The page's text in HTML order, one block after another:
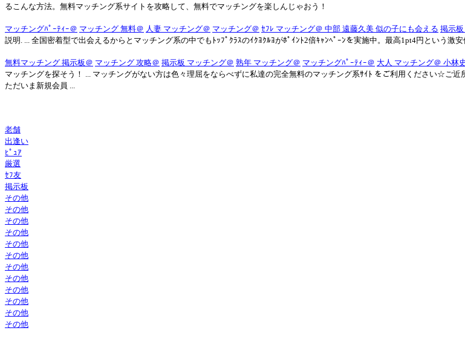
るこんな方法。無料マッチング系サイトを攻略して、無料でマッチングを楽しんじゃおう！
マッチングﾊﾟｰﾃｨｰ＠ マッチング 無料＠ 人妻 マッチング＠ マッチング＠ ｾﾌﾚ マッチング＠ 中部 遠藤久美 似の子にも会える 掲示
説明. ... 全国密着型で出会えるからとマッチング系の中でもﾄｯﾌﾟｸﾗｽのｲｸﾖｸﾙﾖがﾎﾟｲﾝﾄ2倍ｷｬﾝﾍﾟｰﾝを実施中。最高1pt4円という
無料マッチング 掲示板＠ マッチング 攻略＠ 掲示板 マッチング＠ 熟年 マッチング＠ マッチングﾊﾟｰﾃｨｰ＠ 大人 マッチング＠ 小林
マッチングを探そう！ ... マッチングがない方は色々理屈をならべずに私達の完全無料のマッチング系ｻｲﾄ をご利用ください☆ご
ただいま新規会員 ...
老舗
出逢い
ﾋﾟｭｱ
厳選
ｾﾌ友
掲示板
その他
その他
その他
その他
その他
その他
その他
その他
その他
その他
その他
その他